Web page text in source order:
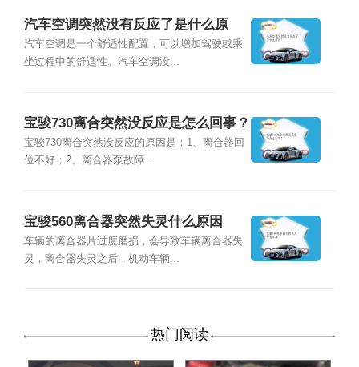
汽车空调突然没有反应了是什么原
因？
汽车空调是一个舒适性配置，可以增加驾驶或乘
坐过程中的舒适性。汽车空调没...
宝骏730离合突然没反应是怎么回事？
宝骏730离合突然没反应的原因是：1、离合器回
位不好；2、离合器泵故障...
宝骏560离合器突然失灵什么原因
车辆的离合器片过度磨损，会导致车辆离合器失
灵，离合器失灵之后，机动车辆...
热门阅读